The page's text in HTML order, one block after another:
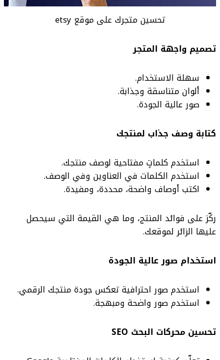
تحسين متجرك على موقع etsy
تصميم واجهة المتجر
سهلة الاستخدام.
ألوان متناسقة وجذابة.
صور عالية الجودة.
كتابة وصف جذاب لمنتجك
استخدم كلماتٍ مفتاحية لوصف منتجك.
استخدم الكلمات في العناوين وفي الوصف.
اكتب أوصاف واضحة، محددة، ومفيدة.
ركّز على فوائد المنتج، وما هي القيمة التي سيحصل
عليها الزائر لموقعك.
استخدام صور عالية الجودة
استخدم صور احترافية تعكس جودة منتجك الرقمي.
استخدم صور واضحة ومبهجة.
تحسين محركات البحث SEO